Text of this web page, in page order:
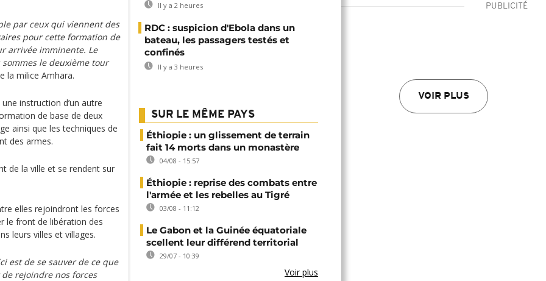
PUBLICITÉ
VOIR PLUS
par ceux qui viennent des
pour cette formation de
arrivée imminente. Le
le deuxième tour
la milice Amhara.
instruction d’un autre
de base de deux
ainsi que les techniques de
des armes.
de la ville et se rendent sur
elles rejoindront les forces
le front de libération des
leurs villes et villages.
est de se sauver de ce que
rejoindre nos forces
Il y a 2 heures
RDC : suspicion d'Ebola dans un
bateau, les passagers testés et
confinés
Il y a 3 heures
SUR LE MÊME PAYS
Éthiopie : un glissement de terrain
fait 14 morts dans un monastère
04/08 - 15:57
Éthiopie : reprise des combats entre
l'armée et les rebelles au Tigré
03/08 - 11:12
Le Gabon et la Guinée équatoriale
scellent leur différend territorial
29/07 - 10:39
Voir plus